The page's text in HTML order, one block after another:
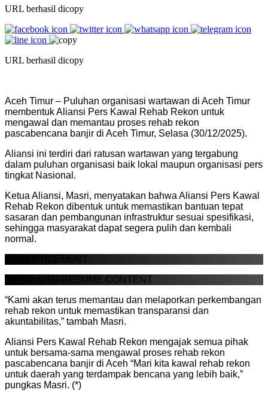
URL berhasil dicopy
URL berhasil dicopy
Aceh Timur – Puluhan organisasi wartawan di Aceh Timur
membentuk Aliansi Pers Kawal Rehab Rekon untuk
mengawal dan memantau proses rehab rekon
pascabencana banjir di Aceh Timur, Selasa (30/12/2025).
Aliansi ini terdiri dari ratusan wartawan yang tergabung
dalam puluhan organisasi baik lokal maupun organisasi pers
tingkat Nasional.
Ketua Aliansi, Masri, menyatakan bahwa Aliansi Pers Kawal
Rehab Rekon dibentuk untuk memastikan bantuan tepat
sasaran dan pembangunan infrastruktur sesuai spesifikasi,
sehingga masyarakat dapat segera pulih dan kembali
normal.
ADVERTISEMENT
SCROLL TO RESUME CONTENT
“Kami akan terus memantau dan melaporkan perkembangan
rehab rekon untuk memastikan transparansi dan
akuntabilitas,” tambah Masri.
Aliansi Pers Kawal Rehab Rekon mengajak semua pihak
untuk bersama-sama mengawal proses rehab rekon
pascabencana banjir di Aceh “Mari kita kawal rehab rekon
untuk daerah yang terdampak bencana yang lebih baik,”
pungkas Masri. (*)